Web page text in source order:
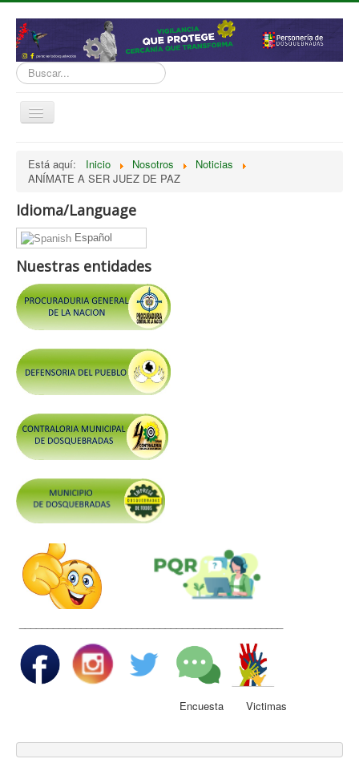
Buscar...
Cambiar
Normatividad
Nosotros
Presupuesto
Politicas, Planes, Proyectos
Tramites y Servicios
Contratación
Control y Rendición de Cuentas
Grupos De Interés
Gestión Seguridad y Salud en el Trabajo
Mesa de Victimas
Correo
Conciliación y Daño Antijurídico
Código de Integridad
Gestión del Talento Humano
Transparencia
Participa
Está aquí: Inicio Nosotros
Noticias
ANÍMATE A SER JUEZ DE PAZ
Idioma/Language
Español
Nuestras entidades
Encuesta Victimas